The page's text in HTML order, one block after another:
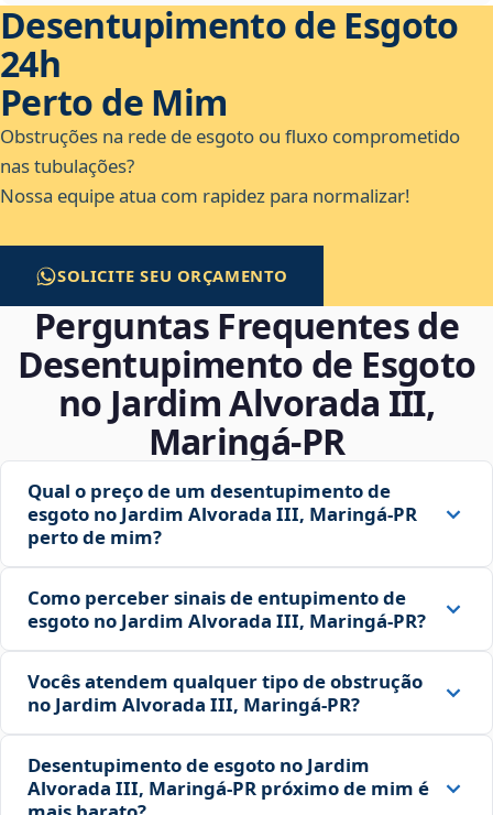
Desentupimento de Esgoto
24h
Perto de Mim
Obstruções na rede de esgoto ou fluxo comprometido
nas tubulações?
Nossa equipe atua com rapidez para normalizar!
SOLICITE SEU ORÇAMENTO
Perguntas Frequentes de
Desentupimento de Esgoto
no Jardim Alvorada III,
Maringá‑PR
Qual o preço de um desentupimento de
esgoto no Jardim Alvorada III, Maringá‑PR
perto de mim?
Como perceber sinais de entupimento de
esgoto no Jardim Alvorada III, Maringá‑PR?
Vocês atendem qualquer tipo de obstrução
no Jardim Alvorada III, Maringá‑PR?
Desentupimento de esgoto no Jardim
Alvorada III, Maringá‑PR próximo de mim é